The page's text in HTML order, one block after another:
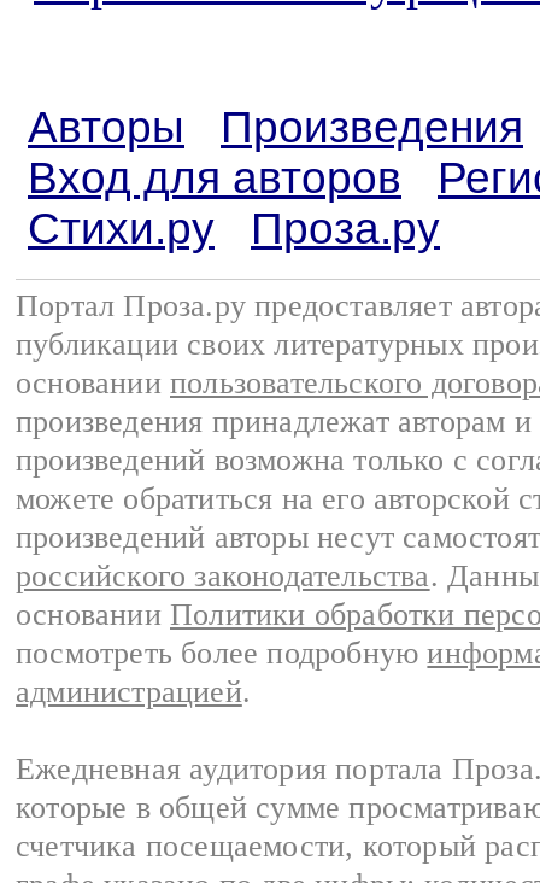
Авторы
Произведения
Вход для авторов
Стихи.ру
Проза.ру
Портал Проза.ру предоставляет
публикации своих литературных
основании пользовательского
произведения принадлежат авторам
произведений возможна только с
можете обратиться на его авторской
произведений авторы несут
российского законодательства.
основании Политики обработки
посмотреть более подробную
администрацией.
Ежедневная аудитория портала
которые в общей сумме
счетчика посещаемости, который